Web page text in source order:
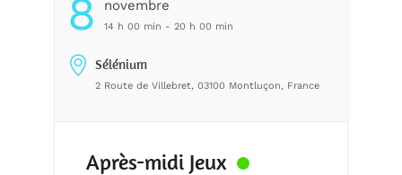
8 Novembre
14 h 00 min - 20 h 00 min
Sélénium
2 Route de Villebret, 03100 Montluçon, France
Après-midi Jeux